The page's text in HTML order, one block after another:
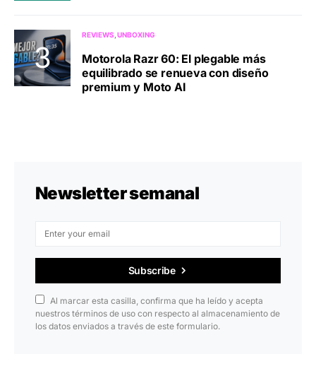
REVIEWS UNBOXING
Motorola Razr 60: El plegable más
equilibrado se renueva con diseño
premium y Moto AI
Newsletter semanal
Subscribe
Al marcar esta casilla, confirma que ha leído y acepta
nuestros términos de uso con respecto al almacenamiento de
los datos enviados a través de este formulario.